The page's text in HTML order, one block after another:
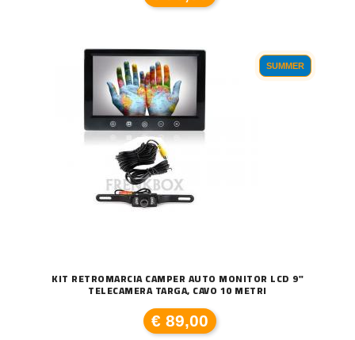
SUMMER
KIT RETROMARCIA CAMPER AUTO MONITOR LCD 9"
TELECAMERA TARGA, CAVO 10 METRI
€ 89,00